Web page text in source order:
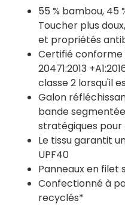
55 % bambou, 45
Toucher plus
et propriétés
Certifié conforme
20471:2013
classe 2 lorsqu'il
Galon
bande
stratégiques
Le tissu garantit
UPF40
Panneaux en filet
Confectionné à
recyclés*